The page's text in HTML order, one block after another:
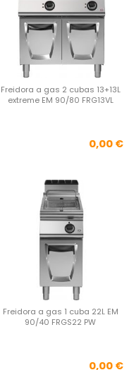
Freidora a gas 2 cubas 13+13L
extreme EM 90/80 FRG13VL
0,00 €
Freidora a gas 1 cuba 22L EM
90/40 FRGS22 PW
0,00 €